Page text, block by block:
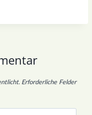
Erforderliche Felder